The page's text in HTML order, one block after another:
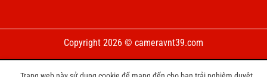
Copyright 2026 © cameravnt39.com
CHƯƠNG TRÌNH TRI ÂN KHÁCH HÀNG THAY PIN IPHONE CHỈ 3999